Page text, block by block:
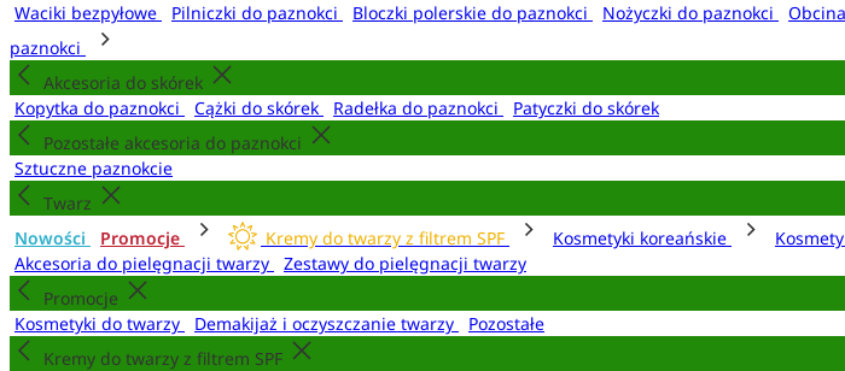
Waciki bezpyłowe
Pilniczki do paznokci Bloczki polerskie do paznokci Nożyczki do paznokci
paznokci
Akcesoria do skórek
Kopytka do paznokci
Cążki do skórek Radełka do paznokci
Patyczki do skórek
Pozostałe akcesoria do paznokci
Sztuczne paznokcie
Twarz
Nowości
Promocje Kremy do twarzy z filtrem SPF Kosmetyki koreańskie
Akcesoria do pielęgnacji twarzy
Zestawy do pielęgnacji twarzy
Promocje
Kosmetyki do twarzy
Demakijaż i oczyszczanie twarzy
Pozostałe
Kremy do twarzy z filtrem SPF